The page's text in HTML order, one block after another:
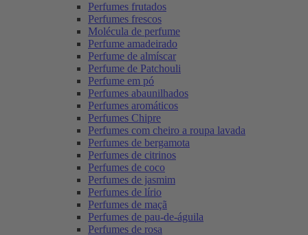
Perfumes frutados
Perfumes frescos
Molécula de perfume
Perfume amadeirado
Perfume de almíscar
Perfume de Patchouli
Perfume em pó
Perfumes abaunilhados
Perfumes aromáticos
Perfumes Chipre
Perfumes com cheiro a roupa lavada
Perfumes de bergamota
Perfumes de citrinos
Perfumes de coco
Perfumes de jasmim
Perfumes de lírio
Perfumes de maçã
Perfumes de pau-de-águila
Perfumes de rosa